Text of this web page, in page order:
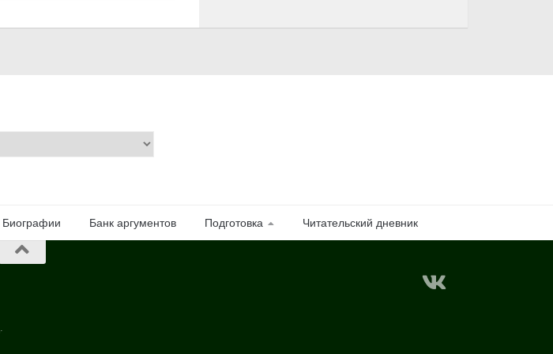
Биографии Банк аргументов Подготовка Читательский дневник